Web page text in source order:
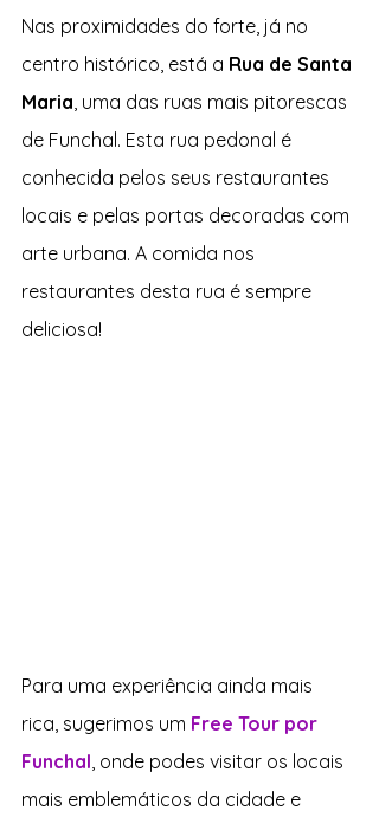
Nas proximidades do forte, já no
centro histórico, está a Rua de Santa
Maria, uma das ruas mais pitorescas
de Funchal. Esta rua pedonal é
conhecida pelos seus restaurantes
locais e pelas portas decoradas com
arte urbana. A comida nos
restaurantes desta rua é sempre
deliciosa!
Para uma experiência ainda mais
rica, sugerimos um Free Tour por
Funchal, onde podes visitar os locais
mais emblemáticos da cidade e